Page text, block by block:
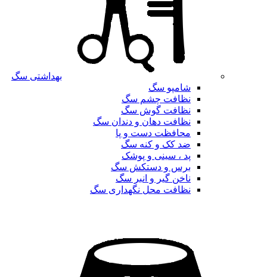
بهداشتی سگ
شامپو سگ
نظافت چشم سگ
نظافت گوش سگ
نظافت دهان و دندان سگ
محافظت دست و پا
ضد کک و کنه سگ
پد ، سینی و پوشک
برس و دستکش سگ
ناخن گیر و انبر سگ
نظافت محل نگهداری سگ